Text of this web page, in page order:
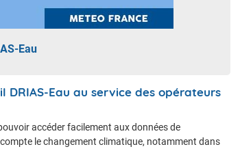
Eau
DRIAS-Eau au service des opérateurs
accéder facilement aux données de
le changement climatique, notamment dans